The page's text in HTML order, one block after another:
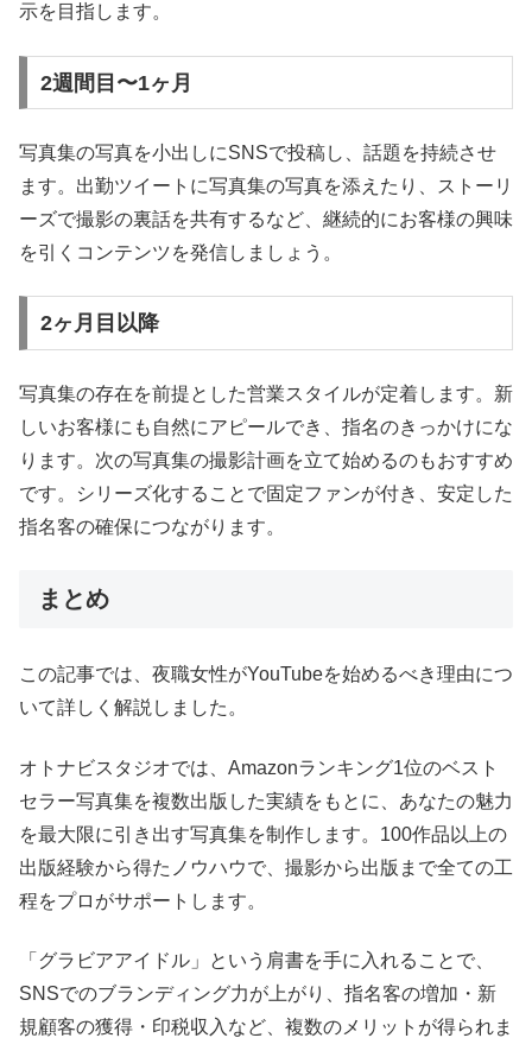
示を目指します。
2週間目〜1ヶ月
写真集の写真を小出しにSNSで投稿し、話題を持続させ
ます。出勤ツイートに写真集の写真を添えたり、ストーリ
ーズで撮影の裏話を共有するなど、継続的にお客様の興味
を引くコンテンツを発信しましょう。
2ヶ月目以降
写真集の存在を前提とした営業スタイルが定着します。新
しいお客様にも自然にアピールでき、指名のきっかけにな
ります。次の写真集の撮影計画を立て始めるのもおすすめ
です。シリーズ化することで固定ファンが付き、安定した
指名客の確保につながります。
まとめ
この記事では、夜職女性がYouTubeを始めるべき理由につ
いて詳しく解説しました。
オトナビスタジオでは、Amazonランキング1位のベスト
セラー写真集を複数出版した実績をもとに、あなたの魅力
を最大限に引き出す写真集を制作します。100作品以上の
出版経験から得たノウハウで、撮影から出版まで全ての工
程をプロがサポートします。
「グラビアアイドル」という肩書を手に入れることで、
SNSでのブランディング力が上がり、指名客の増加・新
規顧客の獲得・印税収入など、複数のメリットが得られま